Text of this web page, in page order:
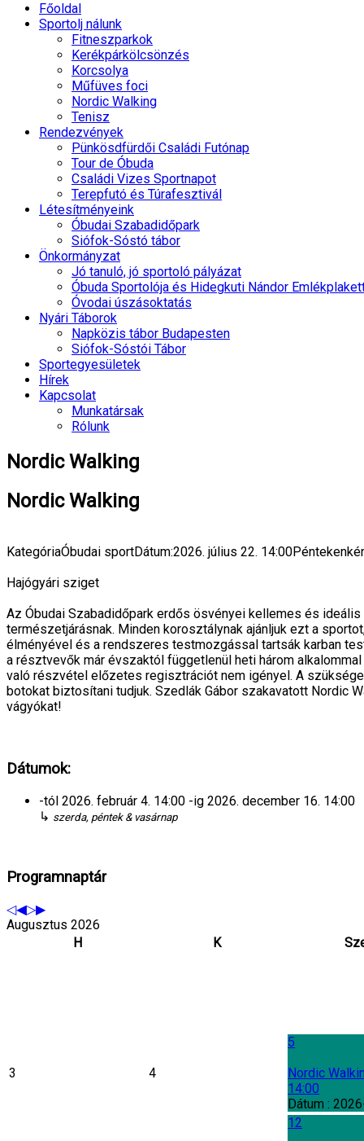
Főoldal
Sportolj nálunk
Fitneszparkok
Kerékpárkölcsönzés
Korcsolya
Műfüves foci
Nordic Walking
Tenisz
Rendezvények
Pünkösdfürdői Családi Futónap
Tour de Óbuda
Családi Vizes Sportnapot
Terepfutó és Túrafesztivál
Létesítményeink
Óbudai Szabadidőpark
Siófok-Sóstó tábor
Önkormányzat
Jó tanuló, jó sportoló pályázat
Óbuda Sportolója és Hidegkuti Nándor
Óvodai úszásoktatás
Nyári Táborok
Napközis tábor Budapesten
Siófok-Sóstói Tábor
Sportegyesületek
Hírek
Kapcsolat
Munkatársak
Rólunk
Nordic Walking
Nordic Walking
KategóriaÓbudai sportDátum:2026. július 22. 14:00
Hajógyári sziget
Az Óbudai Szabadidőpark erdős ösvényei kellemes és ideális
természetjárásnak. Minden korosztálynak ajánljuk ezt a
élményével és a rendszeres testmozgással tartsák karban
a résztvevők már évszaktól függetlenül heti három
való részvétel előzetes regisztrációt nem igényel. A
botokat biztosítani tudjuk. Szedlák Gábor szakavatott Nordic
vágyókat!
Dátumok:
-tól 2026. február 4. 14:00 -ig 2026. december 16. 14:00
↳ szerda, péntek & vasárnap
Programnaptár
Augusztus 2026
H
K
3 4
5
Nordic
14:00
Dátum :
12